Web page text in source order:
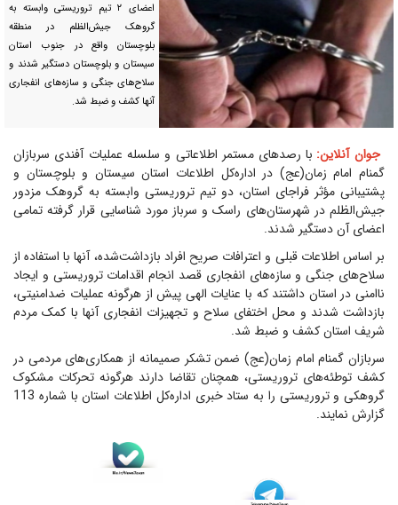
اعضای ۲ تیم تروریستی وابسته به
گروهک جیش‌الظلم در منطقه
بلوچستان واقع در جنوب استان
سیستان و بلوچستان دستگیر شدند و
سلاح‌های جنگی و سازه‌های انفجاری
آنها کشف و ضبط شد.
جوان آنلاین: با رصدهای مستمر اطلاعاتی و سلسله عملیات آفندی سربازان
گمنام امام زمان(عج) در اداره‌کل اطلاعات استان سیستان و بلوچستان و
پشتیبانی مؤثر فراجای استان، دو تیم تروریستی وابسته به گروهک مزدور
جیش‌الظلم در شهرستان‌های راسک و سرباز مورد شناسایی قرار گرفته تمامی
اعضای آن دستگیر شدند.
بر اساس اطلاعات قبلی و اعترافات صریح افراد بازداشت‌شده، آنها با استفاده از
سلاح‌های جنگی و سازه‌های انفجاری قصد انجام اقدامات تروریستی و ایجاد
ناامنی در استان داشتند که با عنایات الهی پیش از هرگونه عملیات ضدامنیتی،
بازداشت شدند و محل اختفای سلاح و تجهیزات انفجاری آنها با کمک مردم
شریف استان کشف و ضبط شد.
سربازان گمنام امام زمان(عج) ضمن تشکر صمیمانه از همکاری‌های مردمی در
کشف توطئه‌های تروریستی، همچنان تقاضا دارند هرگونه تحرکات مشکوک
گروهکی و تروریستی را به ستاد خبری اداره‌کل اطلاعات استان با شماره 113
گزارش نمایند.